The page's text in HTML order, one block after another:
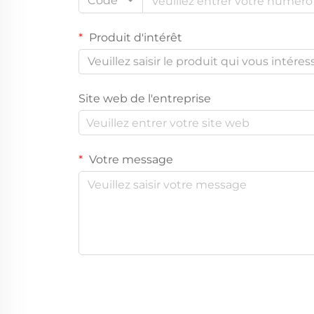
Produit d'intérêt
Veuillez saisir le produit qui vous
Site web de l'entreprise
Votre message